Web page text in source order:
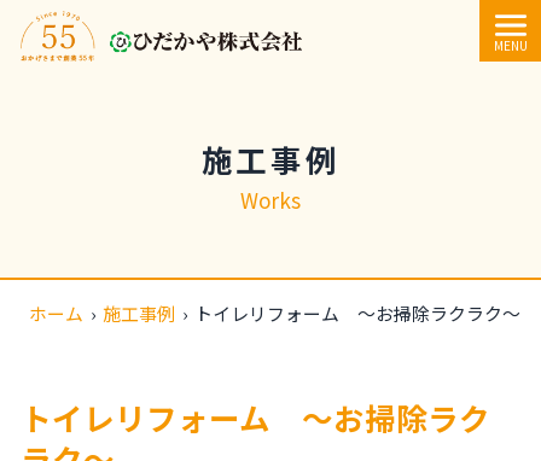
内容をスキップ
MENU
施工事例
Works
ホーム › 施工事例 › トイレリフォーム ～お掃除ラクラク～
トイレリフォーム ～お掃除ラク